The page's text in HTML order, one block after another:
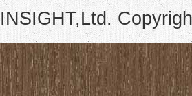
INSIGHT,Ltd.